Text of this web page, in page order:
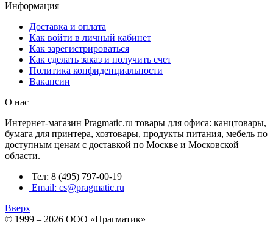
Информация
Доставка и оплата
Как войти в личный кабинет
Как зарегистрироваться
Как сделать заказ и получить счет
Политика конфиденциальности
Вакансии
О нас
Интернет-магазин Pragmatic.ru товары для офиса: канцтовары,
бумага для принтера, хозтовары, продукты питания, мебель по
доступным ценам с доставкой по Москве и Московской
области.
Тел: 8 (495) 797-00-19
Email: cs@pragmatic.ru
Вверх
© 1999 – 2026 ООО «Прагматик»